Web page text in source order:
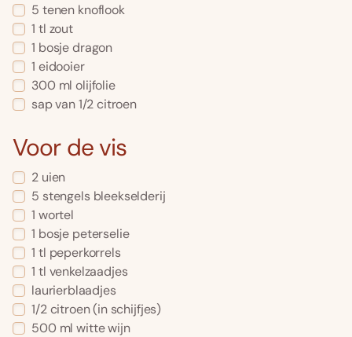
5 tenen knoflook
1 tl zout
1 bosjedragon
1 eidooier
300 ml olijfolie
sap van 1/2 citroen
Voor de vis
2 uien
5 stengels bleekselderij
1 wortel
1 bosje peterselie
1 tl peperkorrels
1 tl venkelzaadjes
laurierblaadjes
1/2 citroen(in schijfjes)
500 ml witte wijn